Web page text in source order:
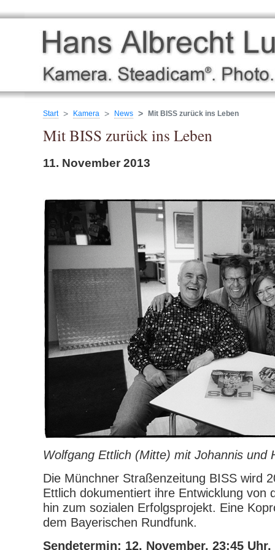
Start Kamera News Mit BISS zurück ins Leben
Mit BISS zurück ins Leben
11. November 2013
Wolfgang Ettlich (Mitte) mit Johannis und
Die Münchner Straßenzeitung BISS wird
Ettlich dokumentiert ihre Entwicklung von
hin zum sozialen Erfolgsprojekt. Eine
dem Bayerischen Rundfunk.
Sendetermin: 12. November, 23:45